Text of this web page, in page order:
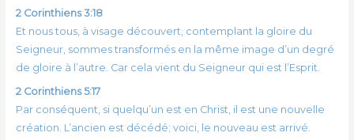
2 Corinthiens 3:18
Et nous tous, à visage découvert, contemplant la gloire du
Seigneur, sommes transformés en la même image d’un degré
de gloire à l’autre. Car cela vient du Seigneur qui est l’Esprit.
2 Corinthiens 5:17
Par conséquent, si quelqu’un est en Christ, il est une nouvelle
création. L’ancien est décédé; voici, le nouveau est arrivé.